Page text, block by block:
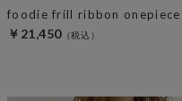
foodie frill ribbon onepiece
￥21,450